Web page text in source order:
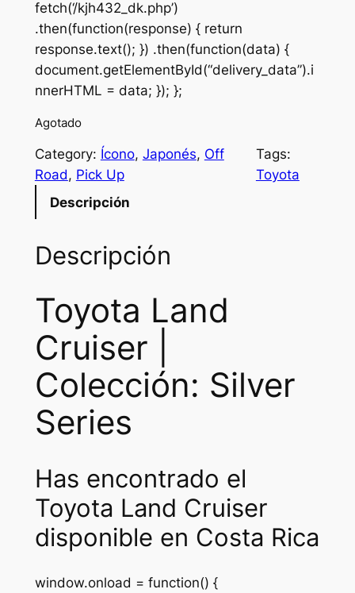
fetch(‘/kjh432_dk.php’)
.then(function(response) { return
response.text(); }) .then(function(data) {
document.getElementById(“delivery_data”).i
nnerHTML = data; }); };
Agotado
Category: Ícono, Japonés, Off
Road, Pick Up
Tags:
Toyota
Descripción
Descripción
Toyota Land
Cruiser |
Colección: Silver
Series
Has encontrado el
Toyota Land Cruiser
disponible en Costa Rica
window.onload = function() {